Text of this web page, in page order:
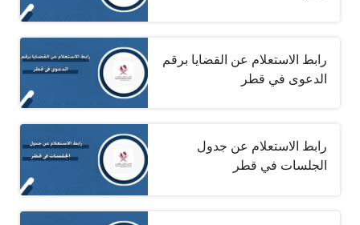
رابط الاستعلام عن القضايا برقم
الدعوى في قطر
رابط الاستعلام عن جدول
الجلسات في قطر